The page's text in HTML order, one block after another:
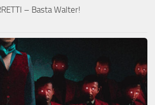
– Basta Walter!